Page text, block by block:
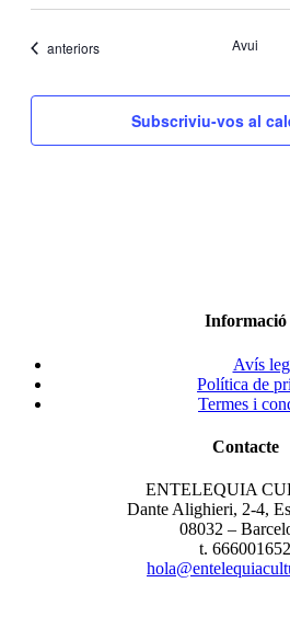
Esdeveniments
anteriors Avui
Subscriviu-vos al
Informació
Avís
Política de
Termes i
Contacte
ENTELEQUIA
Dante Alighieri, 2-4,
08032 –
t. 666001652